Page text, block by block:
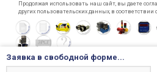
Заявка в свободной форме...
Продолжая использовать наш сайт, вы даете
других пользовательских данных, в соответствии с